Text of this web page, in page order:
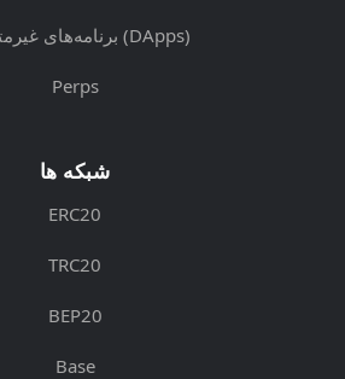
برنامه‌های غیرمتمرکز (DApps)
Perps
شبکه ها
ERC20
TRC20
BEP20
Base